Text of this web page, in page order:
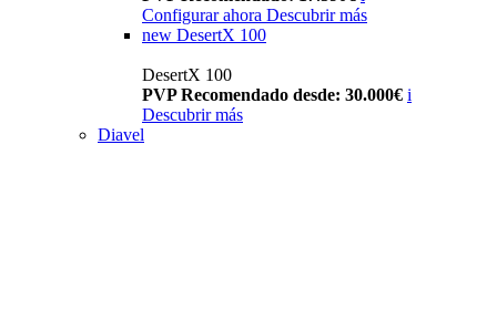
Configurar ahora Descubrir más
new DesertX 100
DesertX 100
PVP Recomendado desde: 30.000€ i
Descubrir más
Diavel